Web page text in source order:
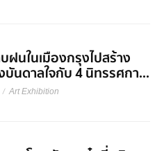
ฝนในเมืองกรุงไปสร้าง
บันดาลใจกับ 4 นิทรรศกา...
/ Art Exhibition